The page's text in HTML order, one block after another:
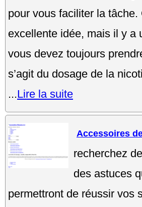
pour vous faciliter la tâche.
excellente idée, mais il y a
vous devez toujours
s’agit du dosage de la
...Lire la suite
Accessoires
recherchez
des astuces
permettront de réussir vos